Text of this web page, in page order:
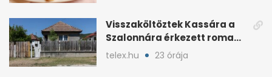
Visszaköltöztek Kassára a
Szalonnára érkezett roma
családok
telex.hu 23 órája